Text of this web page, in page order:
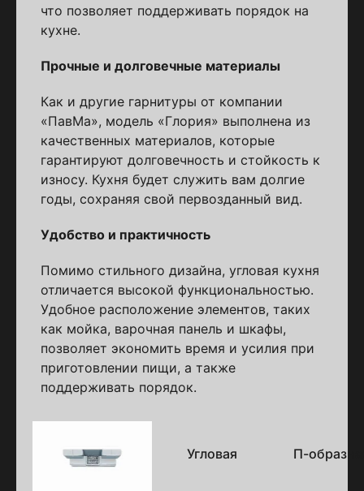
что позволяет поддерживать порядок на
кухне.
Прочные и долговечные материалы
Как и другие гарнитуры от компании
«ПавМа», модель «Глория» выполнена из
качественных материалов, которые
гарантируют долговечность и стойкость к
износу. Кухня будет служить вам долгие
годы, сохраняя свой первозданный вид.
Удобство и практичность
Помимо стильного дизайна, угловая кухня
отличается высокой функциональностью.
Удобное расположение элементов, таких
как мойка, варочная панель и шкафы,
позволяет экономить время и усилия при
приготовлении пищи, а также
поддерживать порядок.
исполнения
Угловая П-